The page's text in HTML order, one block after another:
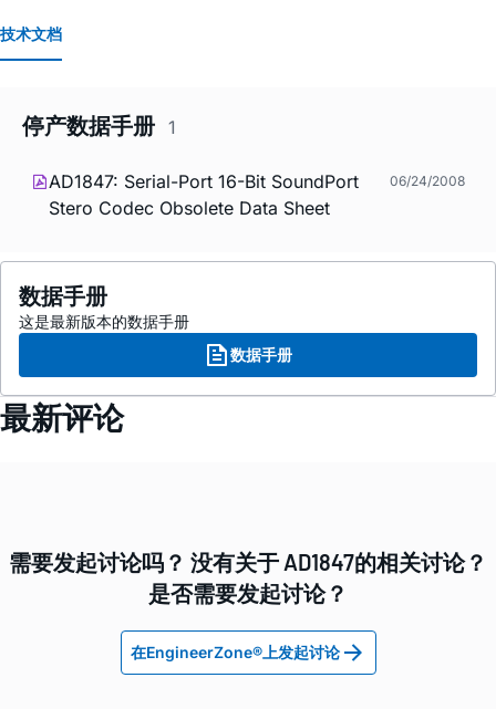
技术文档
停产数据手册 1
AD1847: Serial-Port 16-Bit SoundPort
Stero Codec Obsolete Data Sheet
06/24/2008
数据手册
这是最新版本的数据手册
数据手册
最新评论
需要发起讨论吗？ 没有关于 AD1847的相关讨论？
是否需要发起讨论？
在EngineerZone®上发起讨论